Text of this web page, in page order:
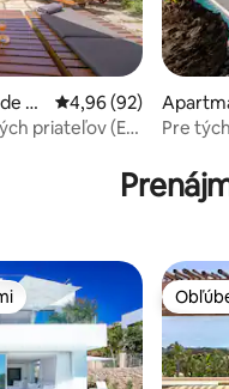
sa
Priemerné
4,96 (92)
priateľov (ET-
ep de
Pre